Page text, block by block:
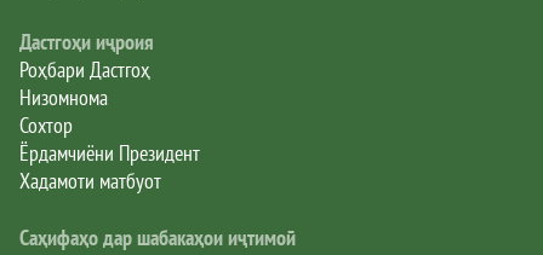
Дастгоҳи иҷроия
Роҳбари Дастгоҳ
Низомнома
Сохтор
Ёрдамчиёни Президент
Хадамоти матбуот
Саҳифаҳо дар шабакаҳои иҷтимоӣ